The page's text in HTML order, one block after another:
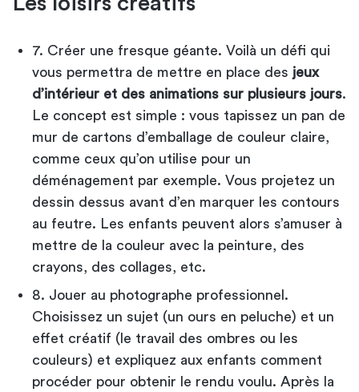
7. Créer une fresque géante. Voilà un défi qui
vous permettra de mettre en place des jeux
d’intérieur et des animations sur plusieurs jours.
Le concept est simple : vous tapissez un pan de
mur de cartons d’emballage de couleur claire,
comme ceux qu’on utilise pour un
déménagement par exemple. Vous projetez un
dessin dessus avant d’en marquer les contours
au feutre. Les enfants peuvent alors s’amuser à
mettre de la couleur avec la peinture, des
crayons, des collages, etc.
8. Jouer au photographe professionnel.
Choisissez un sujet (un ours en peluche) et un
effet créatif (le travail des ombres ou les
couleurs) et expliquez aux enfants comment
procéder pour obtenir le rendu voulu. Après la